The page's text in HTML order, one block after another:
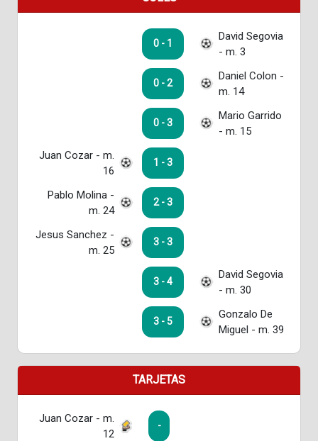
0 - 1
David Segovia
- m. 3
0 - 2
Daniel Colon -
m. 14
0 - 3
Mario Garrido
- m. 15
Juan Cozar - m.
16
1 - 3
Pablo Molina -
m. 24
2 - 3
Jesus Sanchez -
m. 25
3 - 3
3 - 4
David Segovia
- m. 30
3 - 5
Gonzalo De
Miguel - m. 39
TARJETAS
Juan Cozar - m.
12
-